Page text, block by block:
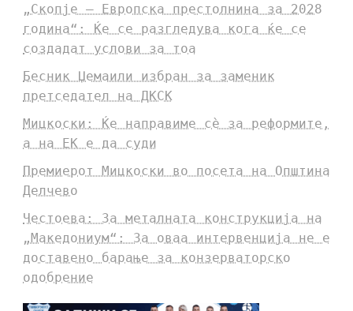
„Скопје – Европска престолнина за 2028
година“: Ќе се разгледува кога ќе се
создадат услови за тоа
Бесник Џемаили избран за заменик
претседател на ДКСК
Мицкоски: Ќе направиме сè за реформите,
а на ЕК е да суди
Премиерот Мицкоски во посета на Општина
Делчево
Честоева: За металната конструкција на
„Македониум“: За оваа интервенција не е
доставено барање за конзерваторско
одобрение